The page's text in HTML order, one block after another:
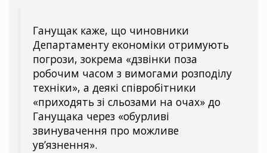
Ганущак каже, що чиновники
Департаменту економіки отримують
погрози, зокрема «дзвінки поза
робочим часом з вимогами розподілу
техніки», а деякі співробітники
«приходять зі сльозами на очах» до
Ганущака через «обурливі
звинувачення про можливе
ув’язнення».